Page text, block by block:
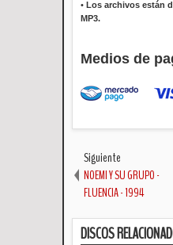
• Los archivos están
MP3.
Medios de
Siguiente
NOEMI Y SU GRUPO -
FLUENCIA - 1994
DISCOS